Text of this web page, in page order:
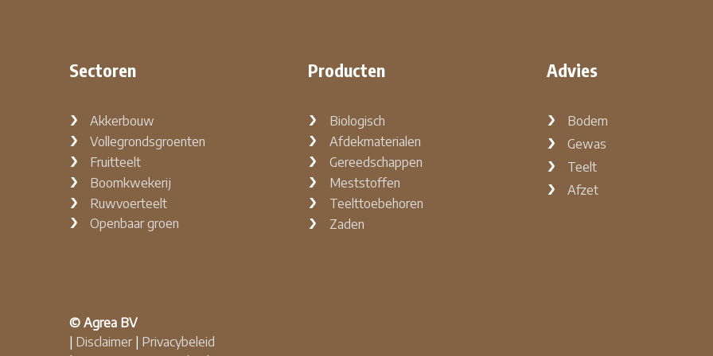
Sectoren
Akkerbouw
Vollegrondsgroenten
Fruitteelt
Boomkwekerij
Ruwvoerteelt
Openbaar groen
© Agrea BV
Disclaimer| Privacybeleid
Producten
Biologisch
Afdekmaterialen
Gereedschappen
Meststoffen
Teelttoebehoren
Zaden
Advies
Bodem
Gewas
Teelt
Afzet